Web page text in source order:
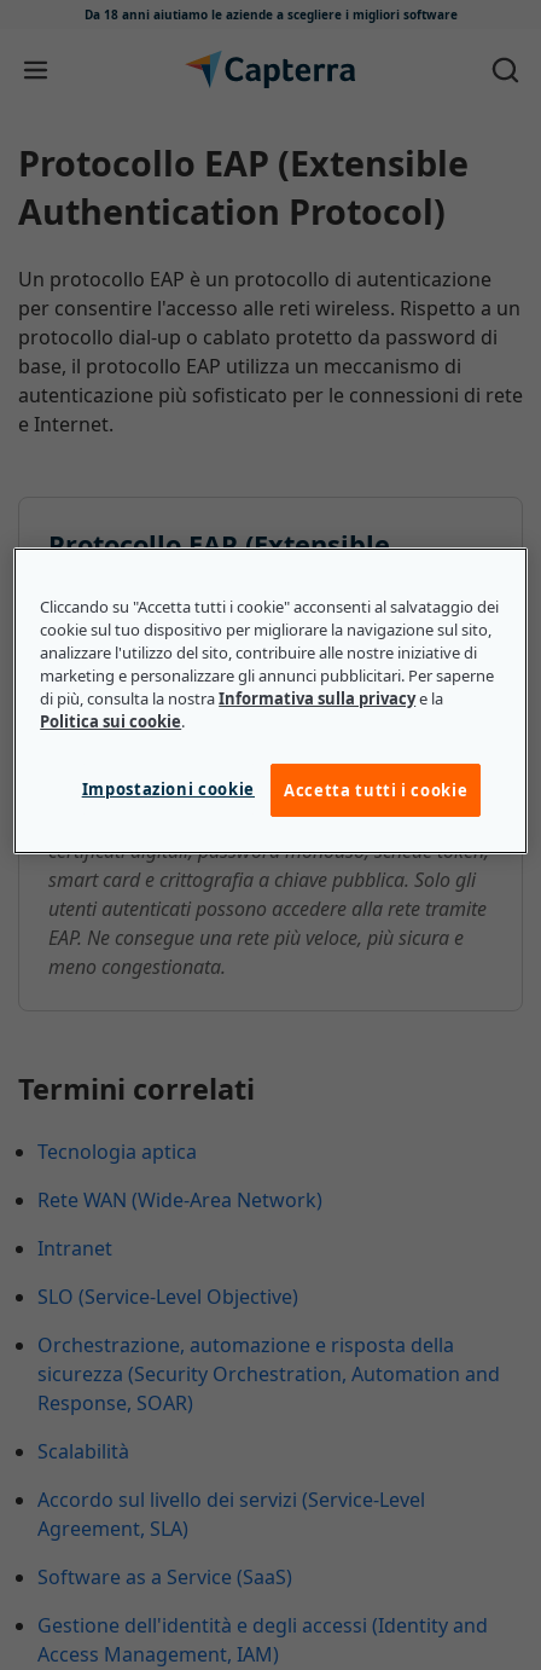
Da 18 anni aiutiamo le aziende a scegliere i migliori software
Salta e vai al contenuto
Protocollo EAP (Extensible
Authentication Protocol)
Un protocollo EAP è un protocollo di autenticazione
per consentire l'accesso alle reti wireless. Rispetto a un
protocollo dial-up o cablato protetto da password di
base, il protocollo EAP utilizza un meccanismo di
autenticazione più sofisticato per le connessioni di rete
e Internet.
Protocollo EAP (Extensible
cosa devono sapere le piccole e
medie imprese
Le aziende utilizzano il protocollo EAP per
proteggere portali specifici quando collegano i
computer a una rete wireless crittografata. Il
protocollo EAP consente di inviare informazioni di
identificazione per l'autenticazione di rete, tra cui
certificati digitali, password monouso, schede token,
smart card e crittografia a chiave pubblica. Solo gli
utenti autenticati possono accedere alla rete tramite
EAP. Ne consegue una rete più veloce, più sicura e
meno congestionata.
Termini correlati
Tecnologia aptica
Rete WAN (Wide-Area Network)
Intranet
SLO (Service-Level Objective)
Orchestrazione, automazione e risposta della
sicurezza (Security Orchestration, Automation and
Response, SOAR)
Scalabilità
Accordo sul livello dei servizi (Service-Level
Agreement, SLA)
Software as a Service (SaaS)
Gestione dell'identità e degli accessi (Identity and
Access Management, IAM)
Cliccando su "Accetta tutti i cookie" acconsenti al salvataggio dei
cookie sul tuo dispositivo per migliorare la navigazione sul sito,
analizzare l'utilizzo del sito, contribuire alle nostre iniziative di
marketing e personalizzare gli annunci pubblicitari. Per saperne
di più, consulta la nostraInformativa sulla privacye la
Politica sui cookie.
Impostazioni cookie Accetta tutti i cookie